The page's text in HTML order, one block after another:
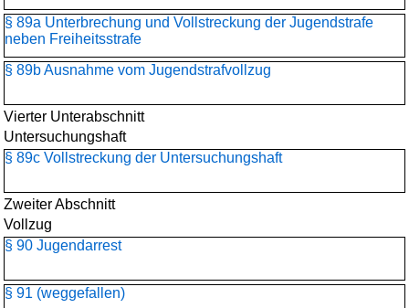
§ 89a Unterbrechung und Vollstreckung der Jugendstrafe
neben Freiheitsstrafe
§ 89b Ausnahme vom Jugendstrafvollzug
Vierter Unterabschnitt
Untersuchungshaft
§ 89c Vollstreckung der Untersuchungshaft
Zweiter Abschnitt
Vollzug
§ 90 Jugendarrest
§ 91 (weggefallen)